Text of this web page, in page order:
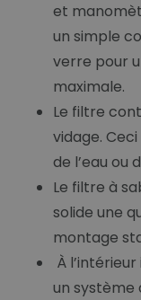
et
un simple
verre pour
maximale.
Le filtre
vidage.
de l’eau ou
Le filtre à
solide une
montage
À
un système